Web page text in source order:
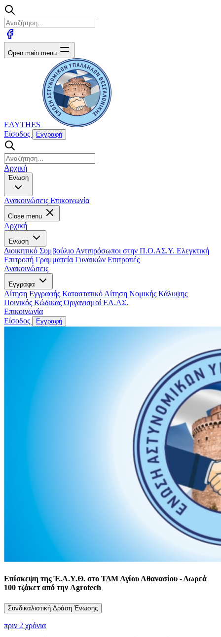
Open main menu
EAYTHES
Είσοδος
Εγγραφή
Αρχική
Ένωση
Ανακοινώσεις Επικοινωνία
Close menu
Αρχική
Ένωση
Διοικητικό Συμβούλιο Αντιπρόσωποι στην Π.Ο.ΑΣ.Υ. Ελεγκτική
Επιτροπή Γραμματεία Γυναικών Επιτροπές
Ανακοινώσεις
Έγγραφα
Αίτηση Εγγραφής Καταστατικό Αίτηση Νομικής Κάλυψης
Ποινικός Κώδικας Οργανισμοί ΕΛ.ΑΣ.
Επικοινωνία
Είσοδος
Εγγραφή
Επίσκεψη της Έ.Α.Υ.Θ. στο ΤΔΜ Αγίου Αθανασίου - Δωρεά
100 τζάκετ από την Agrotech
Συνδικαλιστική Δράση Ένωσης
πριν 2 χρόνια